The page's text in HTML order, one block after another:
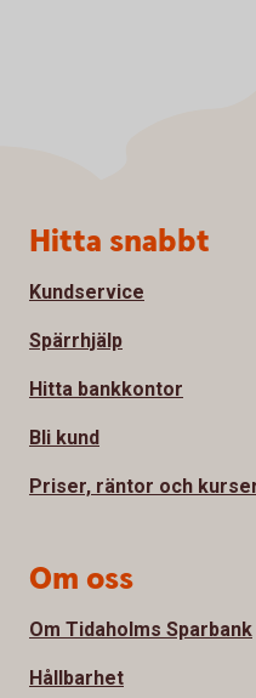
Sidfot
Hitta snabbt
Kundservice
Spärrhjälp
Hitta bankkontor
Bli kund
Priser, räntor och
Om oss
Om Tidaholms Sparbank
Hållbarhet